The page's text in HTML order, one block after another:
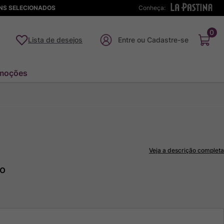
Conheça:
SELECIONADOS
Lista de desejos
0
Veja a descrição completa